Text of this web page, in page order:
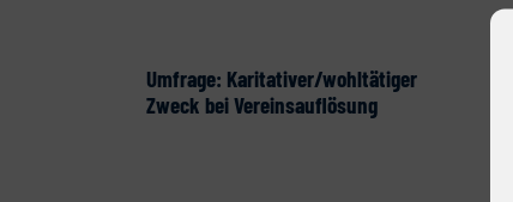
Umfrage: Karitativer/wohltätiger
Zweck bei Vereinsauflösung